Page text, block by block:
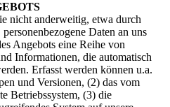
nicht anderweitig, etwa durch
Daten an uns
Angebots eine Reihe von
Informationen, die automatisch
Erfasst werden können u.a.
und Versionen, (2) das vom
Betriebssystem, (3) die